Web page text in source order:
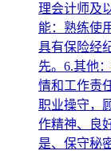
理会计师及
能：熟练使
具有保险经
先。6.其他
情和工作责
职业操守，
作精神、良
是、保守秘